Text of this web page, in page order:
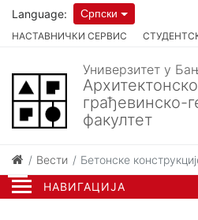
НАВИГАЦИЈА
НАСТАВНИЧКИ СЕРВИС
Language: Српски
Универзитет у
грађевинско-
факултет
Вести Бетонске